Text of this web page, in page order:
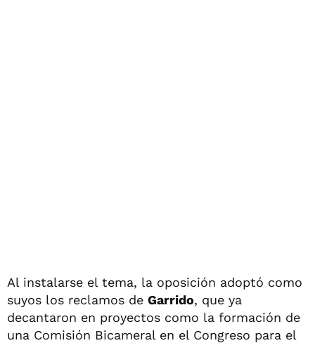
Al instalarse el tema, la oposición adoptó como
suyos los reclamos de Garrido, que ya
decantaron en proyectos como la formación de
una Comisión Bicameral en el Congreso para el